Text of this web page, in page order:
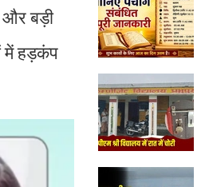
और बड़ी
में हड़कंप